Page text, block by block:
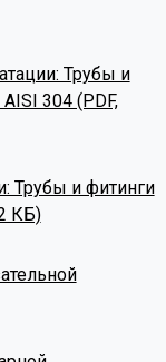
Трубы и
304 (PDF,
Трубы и фитинги
КБ)